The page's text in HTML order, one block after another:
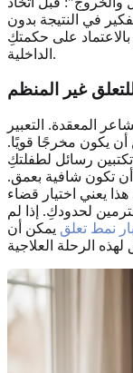
في النتيجة بدون
على حكمتكِ
الداخلية.
غير المنظم
المعقدة. التعبير
أن يكون مخرجًا قويًا.
رسائل لطفلتكِ
أن تكون شافية بعمق.
يعني اختيار قضاء
لحدودكِ. إذا لم
نمط تعلق يمكن أن